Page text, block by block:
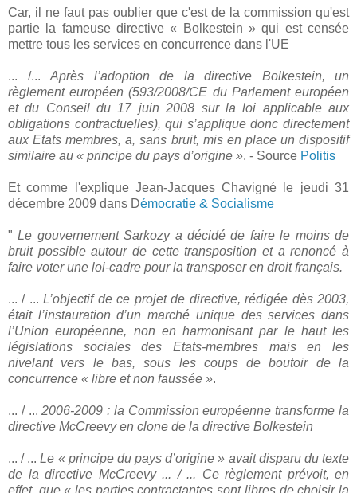
Car, il ne faut pas oublier que c'est de la commission qu'est
partie la fameuse directive « Bolkestein » qui est censée
mettre tous les services en concurrence dans l'UE
... /... Après l’adoption de la directive Bolkestein, un
règlement européen (593/2008/CE du Parlement européen
et du Conseil du 17 juin 2008 sur la loi applicable aux
obligations contractuelles), qui s’applique donc directement
aux Etats membres, a, sans bruit, mis en place un dispositif
similaire au « principe du pays d’origine ». - Source Politis
Et comme l'explique Jean-Jacques Chavigné le jeudi 31
décembre 2009 dans Démocratie & Socialisme
"Le gouvernement Sarkozy a décidé de faire le moins de
bruit possible autour de cette transposition et a renoncé à
faire voter une loi-cadre pour la transposer en droit français.
... / ...L’objectif de ce projet de directive, rédigée dès 2003,
était l’instauration d’un marché unique des services dans
l’Union européenne, non en harmonisant par le haut les
législations sociales des Etats-membres mais en les
nivelant vers le bas, sous les coups de boutoir de la
concurrence « libre et non faussée ».
... / ...2006-2009 : la Commission européenne transforme la
directive McCreevy en clone de la directive Bolkestein
... / ...Le « principe du pays d’origine » avait disparu du texte
de la directive McCreevy ... / ... Ce règlement prévoit, en
effet, que « les parties contractantes sont libres de choisir la